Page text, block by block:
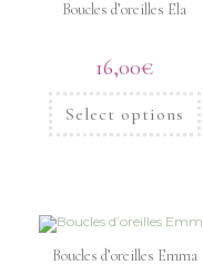
Boucles d’oreilles Ela
16,00€
Select options
Boucles d’oreilles Emma